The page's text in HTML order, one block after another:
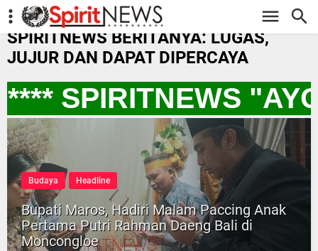
-->
SPIRITNEWS BERITANYA: LUGAS,
JUJUR DAN DAPAT DIPERCAYA
SPIRITNEWS "AYO
Budaya Headline
Bupati Maros, Hadiri Malam Paccing Anak
Pertama Putri Rahman Daeng Bali di
Moncongloe